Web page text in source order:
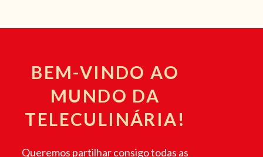
BEM-VINDO AO
MUNDO DA
TELECULINÁRIA!
Queremos partilhar consigo todas as